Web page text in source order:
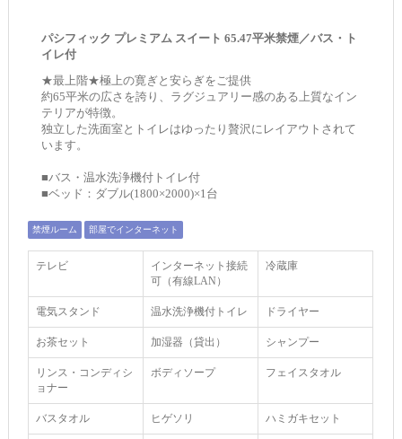
パシフィック プレミアム スイート 65.47平米禁煙／バス・ト
イレ付
★最上階★極上の寛ぎと安らぎをご提供
約65平米の広さを誇り、ラグジュアリー感のある上質なイン
テリアが特徴。
独立した洗面室とトイレはゆったり贅沢にレイアウトされて
います。
■バス・温水洗浄機付トイレ付
■ベッド：ダブル(1800×2000)×1台
禁煙ルーム 部屋でインターネット
テレビ
インターネット接続
可（有線LAN）
冷蔵庫
電気スタンド 温水洗浄機付トイレ ドライヤー
お茶セット 加湿器（貸出） シャンプー
リンス・コンディシ
ョナー
ボディソープ フェイスタオル
バスタオル ヒゲソリ ハミガキセット